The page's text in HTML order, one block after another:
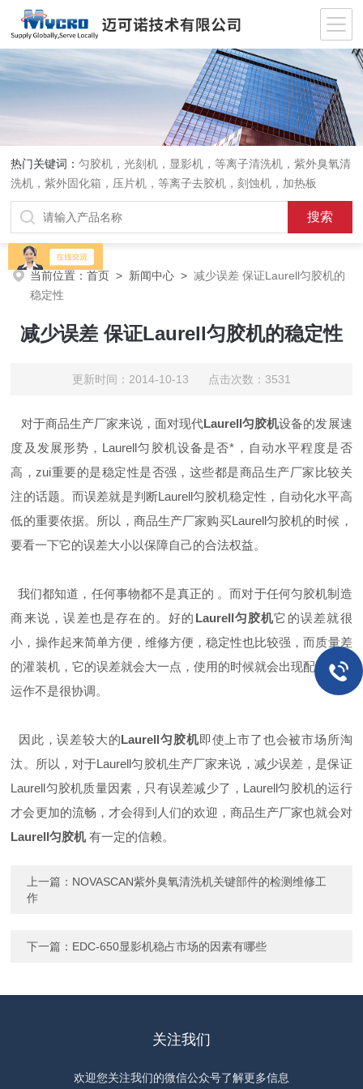
热门关键词：匀胶机，光刻机，显影机，等离子清洗机，紫外臭氧清
洗机，紫外固化箱，压片机，等离子去胶机，刻蚀机，加热板
当前位置：首页 > 新闻中心 >减少误差 保证Laurell匀胶机的
稳定性
减少误差 保证Laurell匀胶机的稳定性
更新时间：2014-10-13 点击次数：3531
对于商品生产厂家来说，面对现代Laurell匀胶机设备的发展速
度及发展形势，Laurell匀胶机设备是否*，自动水平程度是否
高，zui重要的是稳定性是否强，这些都是商品生产厂家比较关
注的话题。而误差就是判断Laurell匀胶机稳定性，自动化水平高
低的重要依据。所以，商品生产厂家购买Laurell匀胶机的时候，
要看一下它的误差大小以保障自己的合法权益。
我们都知道，任何事物都不是真正的 。而对于任何匀胶机制造
商来说，误差也是存在的。好的 Laurell匀胶机它的误差就很
小，操作起来简单方便，维修方便，稳定性也比较强，而质量差
的灌装机，它的误差就会大一点，使用的时候就会出现配件组合
运作不是很协调。
因此，误差较大的Laurell匀胶机即使上市了也会被市场所淘
汰。所以，对于Laurell匀胶机生产厂家来说，减少误差，是保证
Laurell匀胶机质量因素，只有误差减少了，Laurell匀胶机的运行
才会更加的流畅，才会得到人们的欢迎，商品生产厂家也就会对
Laurell匀胶机有一定的信赖。
上一篇： NOVASCAN紫外臭氧清洗机关键部件的检测维修工
作
下一篇： EDC-650显影机稳占市场的因素有哪些
关注我们
欢迎您关注我们的微信公众号了解更多信息